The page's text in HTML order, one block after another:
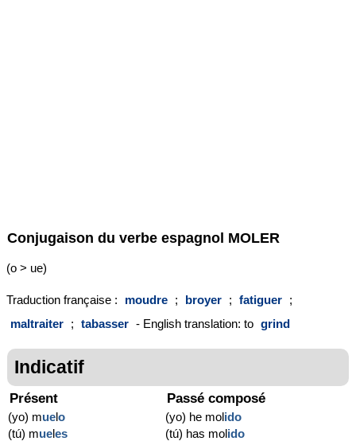
Conjugaison du verbe espagnol MOLER
(o > ue)
Traduction française : moudre ; broyer ; fatiguer ;
maltraiter ; tabasser - English translation: to grind
Indicatif
Présent
(yo) muelo
(tú) mueles
Passé composé
(yo) he molido
(tú) has molido